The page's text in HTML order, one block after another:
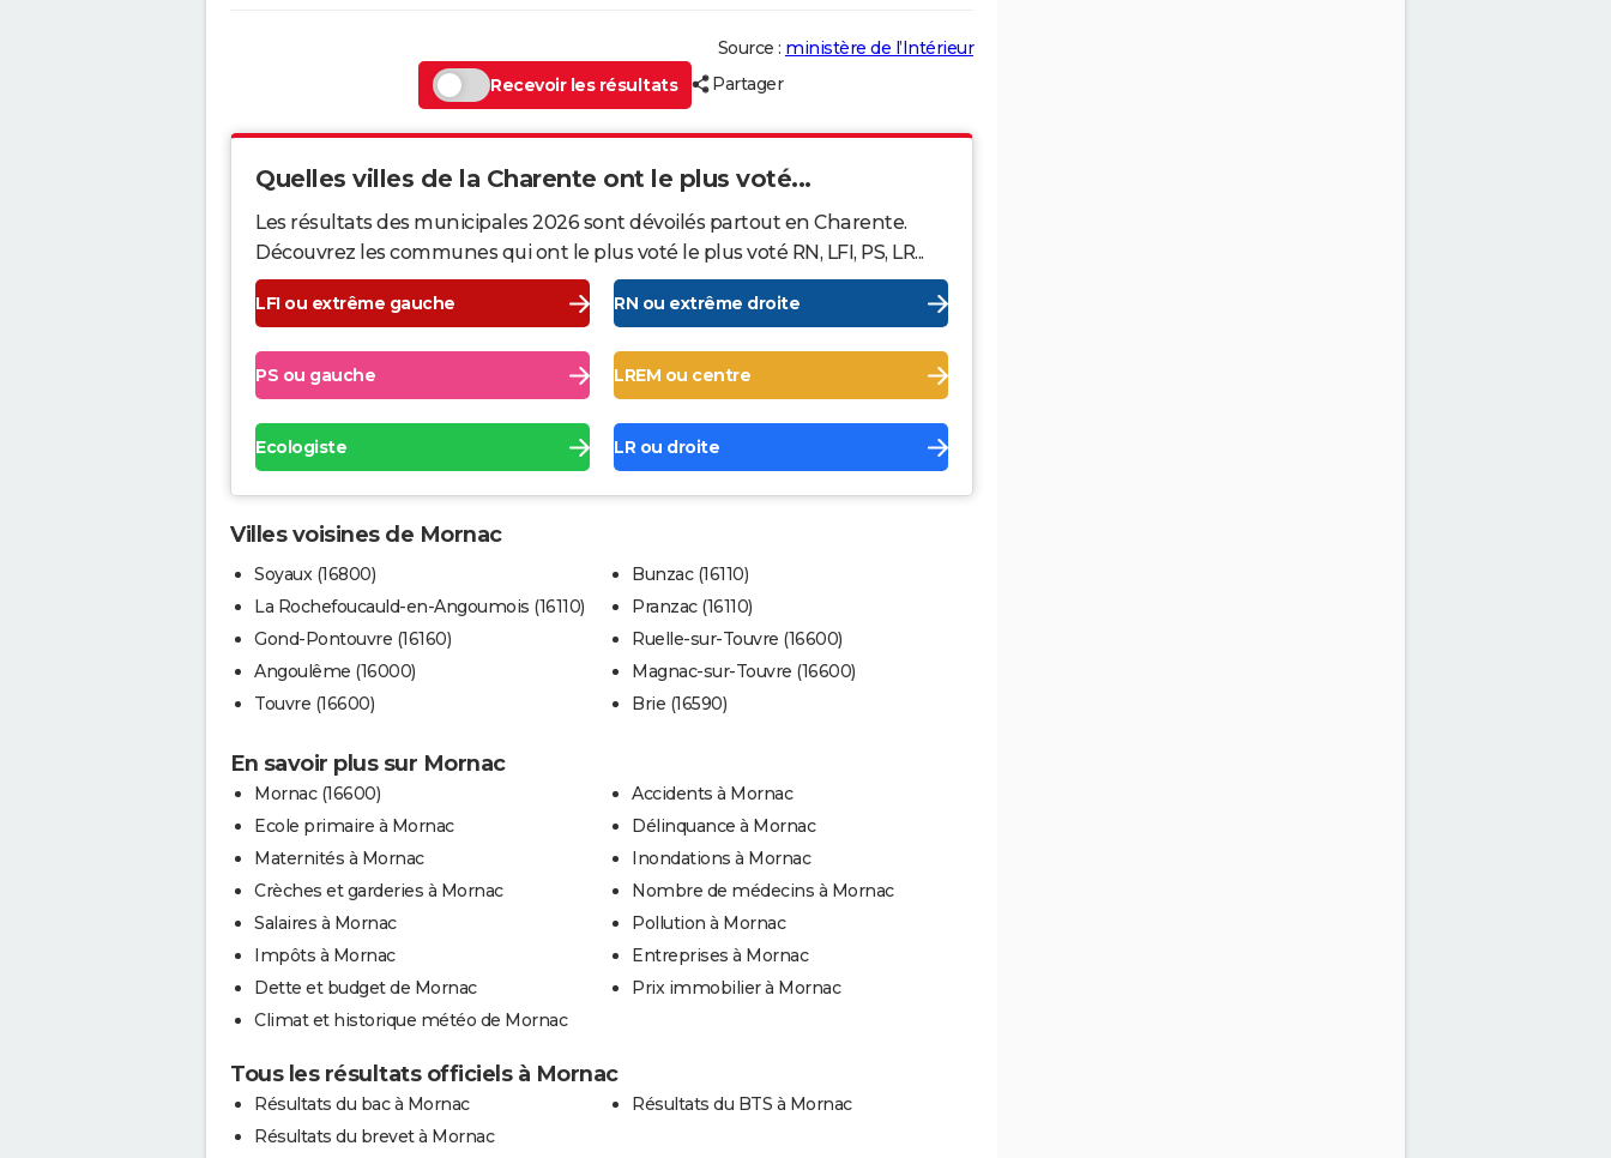
Source : ministère de l’Intérieur
Recevoir les résultats
Partager
Quelles villes de la Charente ont le plus voté...
Les résultats des municipales 2026 sont dévoilés partout en Charente.
Découvrez les communes qui ont le plus voté le plus voté RN, LFI, PS, LR...
LFI ou extrême gauche RN ou extrême droite
PS ou gauche LREM ou centre
Ecologiste LR ou droite
Villes voisines de Mornac
Soyaux (16800)
La Rochefoucauld-en-Angoumois (16110)
Gond-Pontouvre (16160)
Angoulême (16000)
Touvre (16600)
Bunzac (16110)
Pranzac (16110)
Ruelle-sur-Touvre (16600)
Magnac-sur-Touvre (16600)
Brie (16590)
En savoir plus sur Mornac
Mornac (16600)
Ecole primaire à Mornac
Maternités à Mornac
Crèches et garderies à Mornac
Salaires à Mornac
Impôts à Mornac
Dette et budget de Mornac
Climat et historique météo de Mornac
Accidents à Mornac
Délinquance à Mornac
Inondations à Mornac
Nombre de médecins à Mornac
Pollution à Mornac
Entreprises à Mornac
Prix immobilier à Mornac
Tous les résultats officiels à Mornac
Résultats du bac à Mornac
Résultats du brevet à Mornac
Résultats du BTS à Mornac